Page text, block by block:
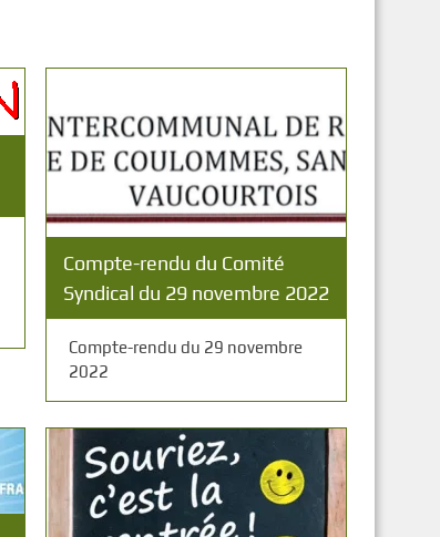
Compte-rendu du Comité
Syndical du 29 novembre 2022
Compte-rendu du 29 novembre
2022